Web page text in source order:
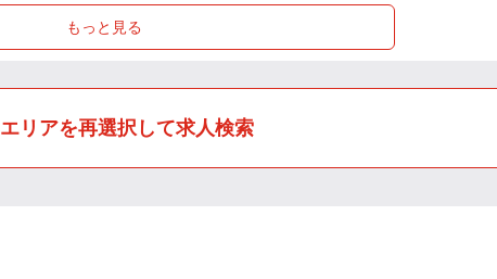
もっと見る
エリアを再選択して求人検索